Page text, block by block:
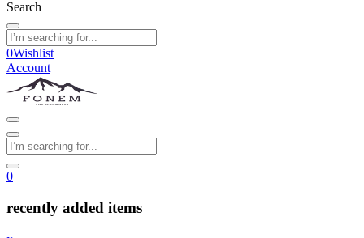
Search
0Wishlist
Account
0
recently added items